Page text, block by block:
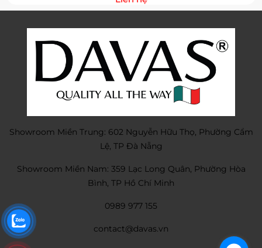
Showroom Miền Trung: 602 Nguyễn Hữu Thọ, Phường Cẩm
Lệ, TP Đà Nẵng
Showroom Miền Nam: 359 Lạc Long Quân, Phường Hòa
Bình, TP Hồ Chí Minh
0989 977 155
contact@davas.vn